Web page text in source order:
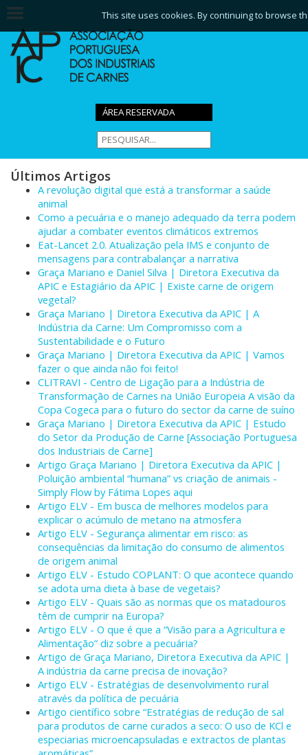
ÁREA RESERVADA
Últimos Artigos
A revolução digital que está a transformar a saúde
animal
Como a pecuária e o manejo adequado da terra podem
ajudar a combater eventos climáticos extremos
Eat-Lancet 2.0. Atualização pela IMS e conjunto de
mensagens para contrabalançar a narrativa
Graça Mariano e Daniel Silva | Diretora Executiva da
APIC e Estagiário da APIC | Existe carne de origem
vegetal?
Graça Mariano | Diretora Executiva da APIC | A
Indústria da Carne: Um Compromisso com a
Sustentabilidade e o Futuro
Graça Mariano | Diretora Executiva da APIC | Vamos
fazer o que ainda não foi feito!
CLITRAVI - Centro de Ligação para a Indústria de
Transformação de Carnes na União Europeia A visão da
Copa Cogeca para o futuro do sector da carne de suíno
Graça Mariano | Diretora Executiva da APIC | Estudo
do Setor da Produção de Carne [Associação Portuguesa
dos Industriais de Carne]
Artigo Graça Mariano | Diretora Executiva da APIC |
Poluição ambiental “humana” vs criação de animais -
Simply Flow by Fátima Lopes aqui
Artigo ELV - Em busca de melhores modelos para
explicar o acúmulo de metano na atmosfera
Artigo ELV - Segurança alimentar em risco: as
consequências da limitação do consumo de alimentos
de origem animal
Artigo ELV - Estudo COPLANT: O que acontece quando
se adota uma dieta à base de vegetais?
Artigo ELV - Quais são as normas que os matadouros
têm de cumprir na Europa?
Artigo ELV - O que é que a “Visão para a Agricultura e
Alimentação” diz sobre a pecuária?
Artigo de Graça Mariano, Diretora Executiva da APIC |
A indústria da carne precisa de inovação?
Artigo ELV - Estratégias de desenvolvimento rural
através da política de pecuária
Artigo científico sobre “Estratégias de redução de sal
para produtos de carne curados a seco: O uso de KCl e
especiarias microencapsuladas e extractos de plantas
This site uses cookies. By continuing to browse